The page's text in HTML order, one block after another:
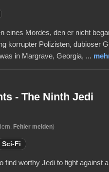
eines Mordes, den er nicht
korrupter Polizisten, dubioser
in Margrave, Georgia, ...
- The Ninth Jedi
Fehler melden)
Sci-Fi
find worthy Jedi to fight against